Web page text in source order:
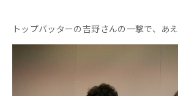
トップバッターの吉野さんの一撃で、あ